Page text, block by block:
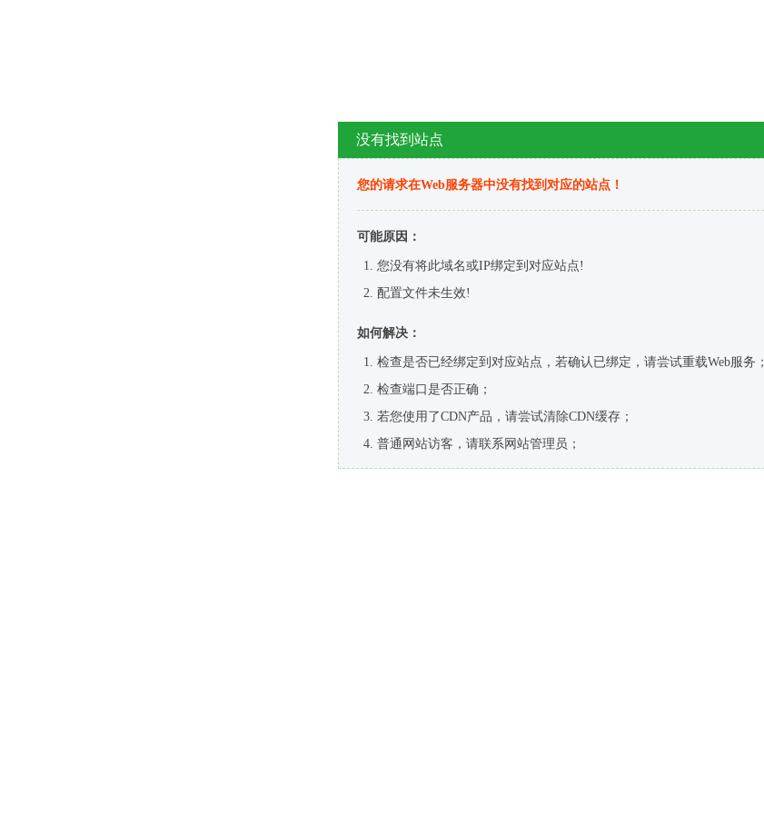
没有找到站点
您的请求在Web服务器中没有找到对应的站点！
可能原因：
您没有将此域名或IP绑定到对应站点!
配置文件未生效!
如何解决：
检查是否已经绑定到对应站点，若确认已绑定，请尝试重载Web服务；
检查端口是否正确；
若您使用了CDN产品，请尝试清除CDN缓存；
普通网站访客，请联系网站管理员；